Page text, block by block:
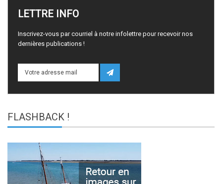
LETTRE INFO
Inscrivez-vous par courriel à notre infolettre pour recevoir nos
dernières publications !
FLASHBACK !